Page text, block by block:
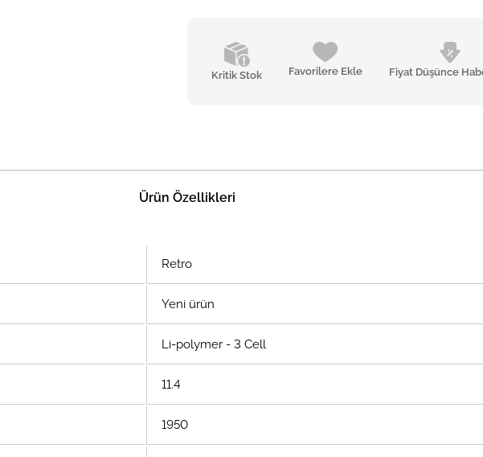
Kritik Stok Favorilere Ekle Fiyat Düşünce
Ürün Özellikleri
Retro
Yeni ürün
Li-polymer - 3 Cell
11.4
1950